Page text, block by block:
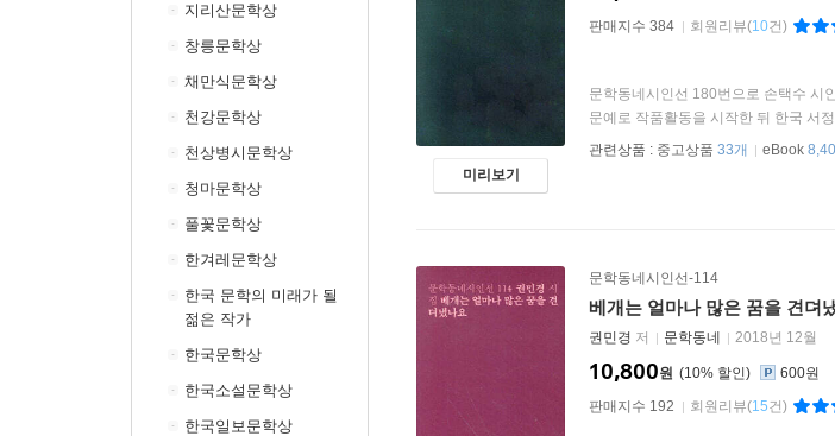
지리산문학상
창릉문학상
채만식문학상
천강문학상
천상병시문학상
청마문학상
풀꽃문학상
한겨레문학상
한국 문학의 미래가 될
젊은 작가
한국문학상
한국소설문학상
한국일보문학상
미리보기
판매지수 384
회원리뷰(10건)
문학동네시인선 180번으로 손택수 시
문예로 작품활동을 시작한 뒤 한국 서
관련상품 : 중고상품 33개 eBook
문학동네시인선-114
베개는 얼마나 많은 꿈을 견뎌
권민경 저 문학동네 2018년 12월
10%
10,800원
600원
판매지수 192
회원리뷰(15건)